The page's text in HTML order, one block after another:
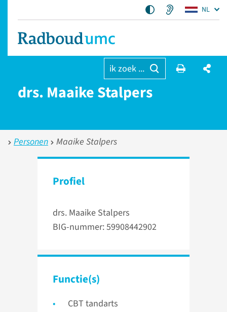
NL
ik zoek ...
drs. Maaike Stalpers
Personen Maaike Stalpers
Profiel
drs. Maaike Stalpers
BIG-nummer: 59908442902
Functie(s)
CBT tandarts